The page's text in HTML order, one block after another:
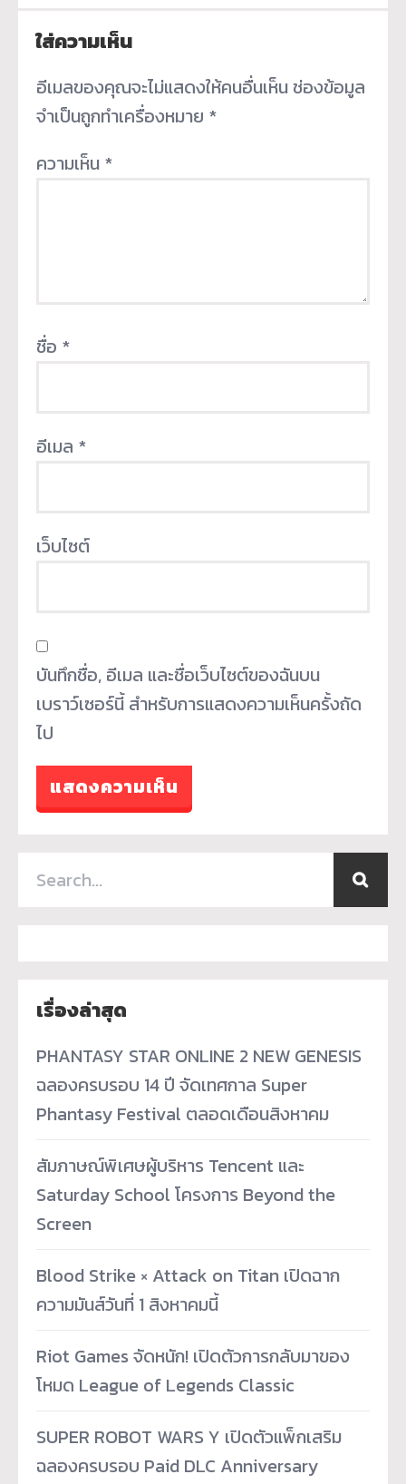
ใส่ความเห็น
อีเมลของคุณจะไม่แสดงให้คนอื่นเห็น ช่องข้อมูล
จำเป็นถูกทำเครื่องหมาย *
ความเห็น *
ชื่อ *
อีเมล *
เว็บไซต์
บันทึกชื่อ, อีเมล และชื่อเว็บไซต์ของฉันบน
เบราว์เซอร์นี้ สำหรับการแสดงความเห็นครั้งถัด
ไป
เรื่องล่าสุด
PHANTASY STAR ONLINE 2 NEW GENESIS
ฉลองครบรอบ 14 ปี จัดเทศกาล Super
Phantasy Festival ตลอดเดือนสิงหาคม
สัมภาษณ์พิเศษผู้บริหาร Tencent และ
Saturday School โครงการ Beyond the
Screen
Blood Strike × Attack on Titan เปิดฉาก
ความมันส์วันที่ 1 สิงหาคมนี้
Riot Games จัดหนัก! เปิดตัวการกลับมาของ
โหมด League of Legends Classic
SUPER ROBOT WARS Y เปิดตัวแพ็กเสริม
ฉลองครบรอบ Paid DLC Anniversary